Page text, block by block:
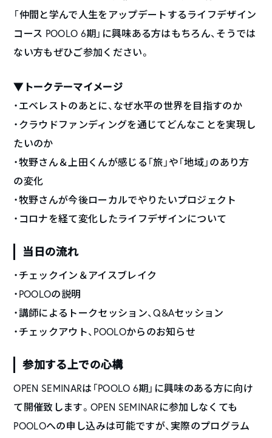
「仲間と学んで人生をアップデートするライフデザイン
コース POOLO 6期」に興味ある方はもちろん、そうでは
ない方もぜひご参加ください。
▼トークテーマイメージ
・エベレストのあとに、なぜ水平の世界を目指すのか
・クラウドファンディングを通じてどんなことを実現し
たいのか
・牧野さん＆上田くんが感じる「旅」や「地域」のあり方
の変化
・牧野さんが今後ローカルでやりたいプロジェクト
・コロナを経て変化したライフデザインについて
当日の流れ
・チェックイン＆アイスブレイク
・POOLOの説明
・講師によるトークセッション、Q&Aセッション
・チェックアウト、POOLOからのお知らせ
参加する上での心構
OPEN SEMINARは「POOLO 6期」に興味のある方に向け
て開催致します。OPEN SEMINARに参加しなくても
POOLOへの申し込みは可能ですが、実際のプログラム